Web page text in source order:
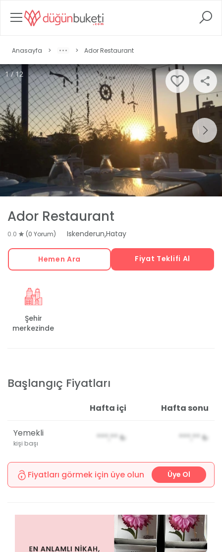
Anasayfa > > Ador Restaurant
1 / 12
Ador Restaurant
0.0 (0 Yorum) Iskenderun,Hatay
Hemen Ara Fiyat Teklifi Al
Şehir
merkezinde
Başlangıç Fiyatları
Hafta içi Hafta sonu
Yemekli
kişi başı
***,** ₺ ***,** ₺
Fiyatları görmek için üye olun Üye Ol